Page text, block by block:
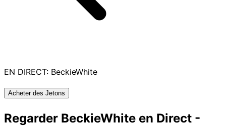
EN DIRECT: BeckieWhite
Acheter des Jetons
Regarder BeckieWhite en Direct -